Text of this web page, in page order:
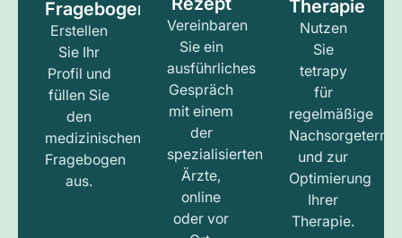
Fragebogen
Erstellen
Sie Ihr
Profil und
füllen Sie
den
medizinischen
Fragebogen
aus.
Vereinbaren
Sie ein
ausführliches
Gespräch
mit einem
der
spezialisierten
Ärzte,
online
oder vor
Therapie
Nutzen
Sie
tetrapy
für
regelmäßige
und zur
Optimierung
Ihrer
Therapie.